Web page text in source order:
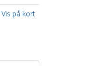
Vis på kort